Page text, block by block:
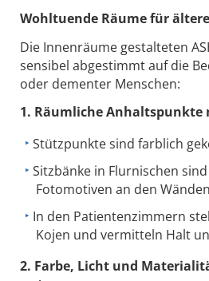
Wohltuende Räume für
Die Innenräume gestalteten
sensibel abgestimmt auf die
oder dementer Menschen:
1. Räumliche Anhaltspunkte
Stützpunkte sind farblich
Sitzbänke in Flurnischen
Fotomotiven an den
In den Patientenzimmern
Kojen und vermitteln Halt
2. Farbe, Licht und